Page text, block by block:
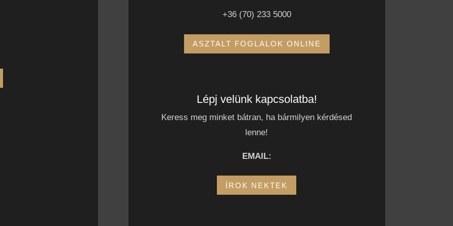
+36 (70) 233 5000
ASZTALT FOGLALOK ONLINE
Lépj velünk kapcsolatba!
Keress meg minket bátran, ha bármilyen kérdésed
lenne!
EMAIL:
ÍROK NEKTEK